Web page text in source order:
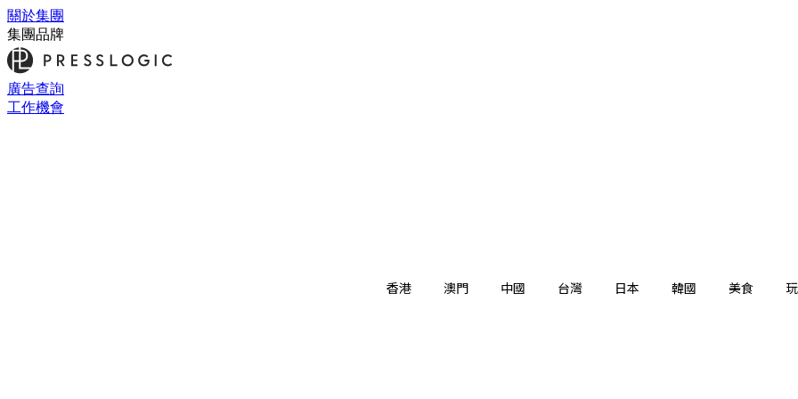
關於集團
集團品牌
廣告查詢
工作機會
香港 澳門 中國 台灣 日本 韓國 美食